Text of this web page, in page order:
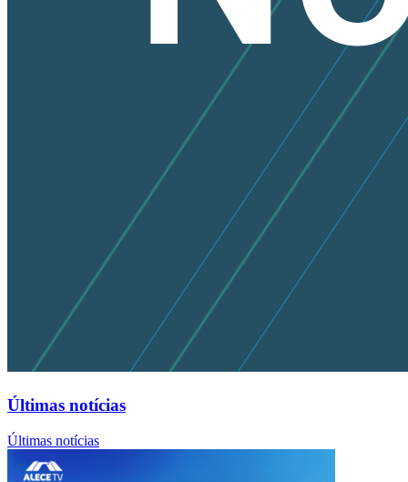
Últimas notícias
Últimas notícias